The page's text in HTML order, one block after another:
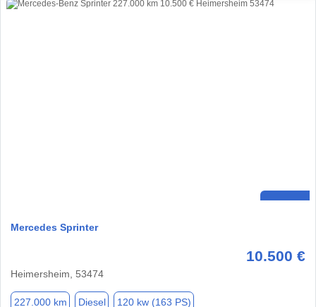
Mercedes Sprinter
10.500 €
Heimersheim, 53474
227.000 km Diesel 120 kw (163 PS)